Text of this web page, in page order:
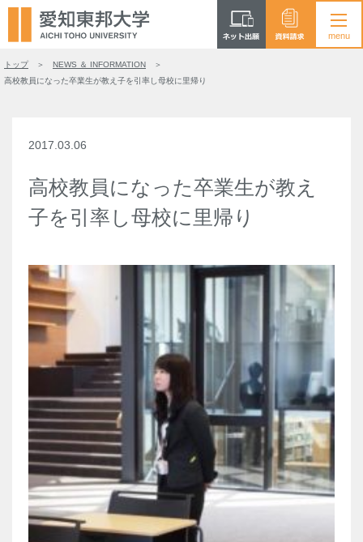
トップ
NEWS ＆ INFORMATION
高校教員になった卒業生が教え子を引率し母校に里帰り
2017.03.06
高校教員になった卒業生が教え
子を引率し母校に里帰り